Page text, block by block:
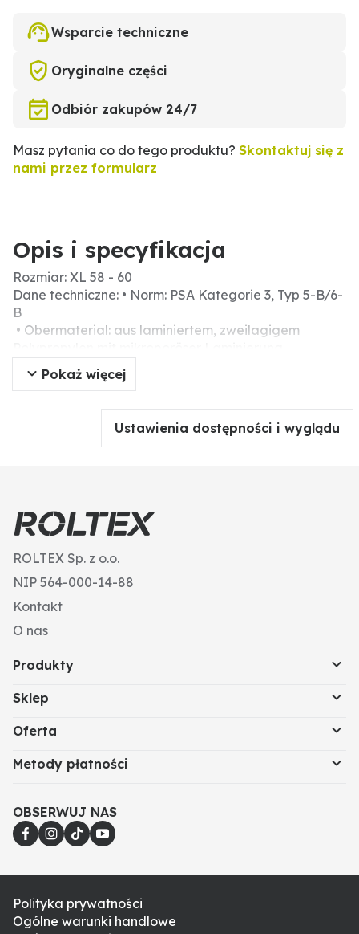
Wsparcie techniczne
Oryginalne części
Odbiór zakupów 24/7
Masz pytania co do tego produktu? Skontaktuj się z
nami przez formularz
Opis i specyfikacja
Rozmiar: XL 58 - 60
Dane techniczne: • Norm: PSA Kategorie 3, Typ 5-B/6-
B
• Obermaterial: aus laminiertem, zweilagigem
• extrem weiches und robustes Gewebe
• partikeldicht gem. EN 13982-1 (Typ 5)
• Kontaminationsschutz gegen radioaktive Partikel
• extrem weiches Gewebe
• Arm-, Bein-, Taillengummi
• dreiteilige Kapuze mit Gummizug
• fusselfrei
Pokaż więcej
Ustawienia dostępności i wyglądu
ROLTEX Sp. z o.o.
NIP 564-000-14-88
Kontakt
O nas
Produkty
Sklep
Oferta
Metody płatności
OBSERWUJ NAS
Polityka prywatności
Ogólne warunki handlowe